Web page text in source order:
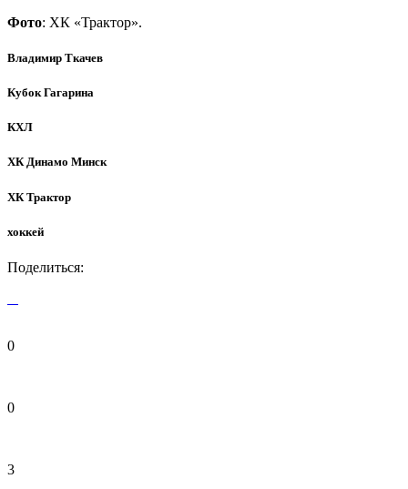
Фото: ХК «Трактор».
Владимир Ткачев
Кубок Гагарина
КХЛ
ХК Динамо Минск
ХК Трактор
хоккей
Поделиться:
0
0
3